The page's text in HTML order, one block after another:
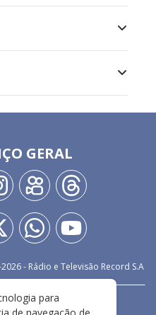
GERAL
2026- Rádio e Televisão Record S.A
PRIVACIDADE
para